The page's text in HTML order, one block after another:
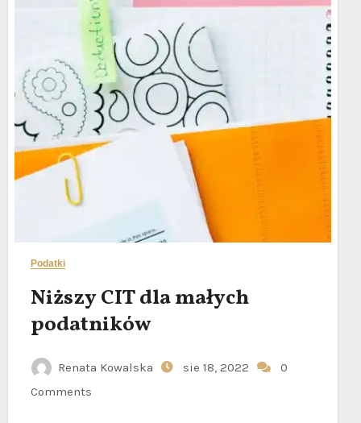
Podatki
Niższy CIT dla małych
podatników
Renata Kowalska sie 18, 2022
0
Comments